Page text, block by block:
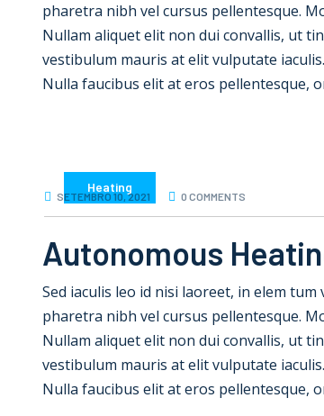
pharetra nibh vel cursus pellentesque.
Nullam aliquet elit non dui convallis, ut
vestibulum mauris at elit vulputate
Nulla faucibus elit at eros pellentesque,
Heating
SETEMBRO 10, 2021 0 COMMENTS
Autonomous
Sed iaculis leo id nisi laoreet, in elem
pharetra nibh vel cursus pellentesque.
Nullam aliquet elit non dui convallis, ut
vestibulum mauris at elit vulputate
Nulla faucibus elit at eros pellentesque,